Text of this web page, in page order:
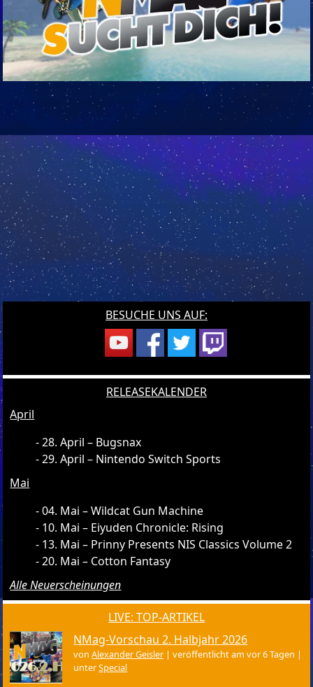
BESUCHE UNS AUF:
RELEASEKALENDER
April
28. April – Bugsnax
29. April – Nintendo Switch Sports
Mai
04. Mai – Wildcat Gun Machine
10. Mai – Eiyuden Chronicle: Rising
13. Mai – Prinny Presents NIS Classics Volume 2
20. Mai – Cotton Fantasy
Alle Neuerscheinungen
LIVE: TOP-ARTIKEL
NMag-Vorschau 2. Halbjahr 2026
vonAlexander Geisler |veröffentlicht am vor 6 Tagen |
unterSpecial